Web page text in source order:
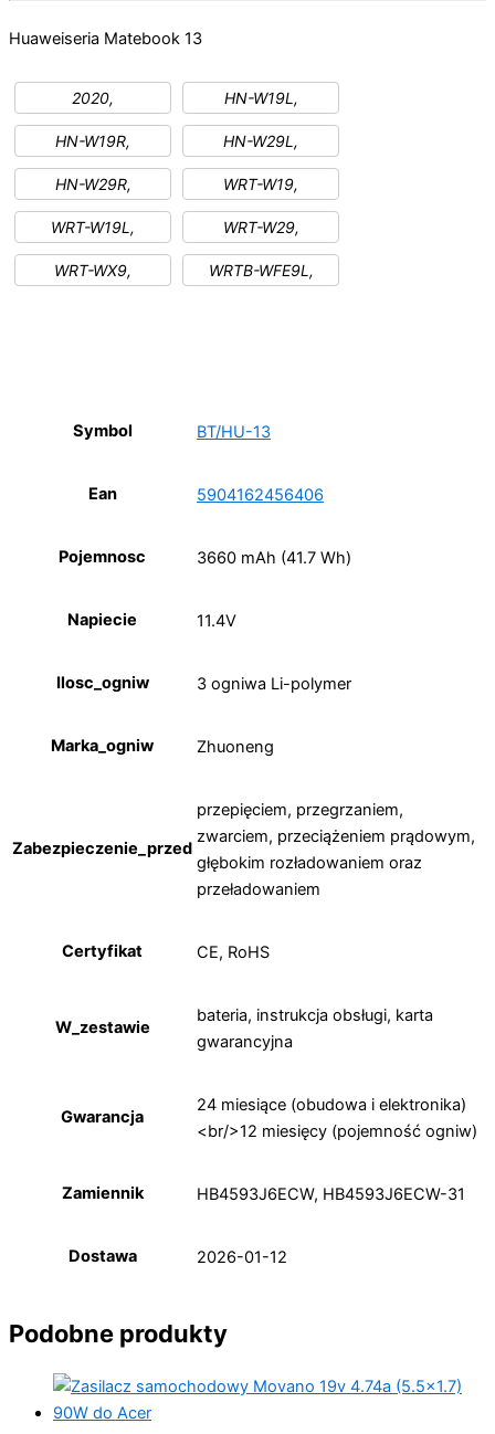
Huaweiseria Matebook 13
2020, HN-W19L,
HN-W19R, HN-W29L,
HN-W29R, WRT-W19,
WRT-W19L, WRT-W29,
WRT-WX9, WRTB-WFE9L,
Symbol BT/HU-13
Ean 5904162456406
Pojemnosc 3660 mAh (41.7 Wh)
Napiecie 11.4V
Ilosc_ogniw 3 ogniwa Li-polymer
Marka_ogniw Zhuoneng
Zabezpieczenie_przed
przepięciem, przegrzaniem,
zwarciem, przeciążeniem prądowym,
głębokim rozładowaniem oraz
przeładowaniem
Certyfikat CE, RoHS
W_zestawie
bateria, instrukcja obsługi, karta
gwarancyjna
Gwarancja
24 miesiące (obudowa i elektronika)
<br/>12 miesięcy (pojemność ogniw)
Zamiennik HB4593J6ECW, HB4593J6ECW-31
Dostawa 2026-01-12
Podobne produkty